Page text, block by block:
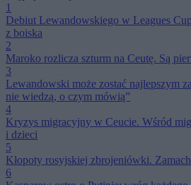
1
Debiut Lewandowskiego w Leagues
z boiska
2
Maroko rozlicza szturm na Ceutę. Są
3
Lewandowski może zostać najlepszym
nie wiedzą, o czym mówią”
4
Kryzys migracyjny w Ceucie. Wśród
i dzieci
5
Kłopoty rosyjskiej zbrojeniówki.
6